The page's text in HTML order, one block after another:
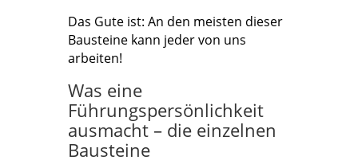
Das Gute ist: An den meisten dieser
Bausteine kann jeder von uns
arbeiten!
Was eine
Führungspersönlichkeit
ausmacht – die einzelnen
Bausteine